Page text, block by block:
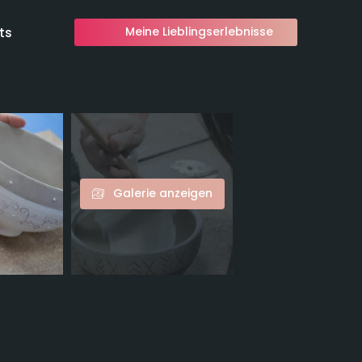
Meine Lieblingserlebnisse
Galerie anzeigen